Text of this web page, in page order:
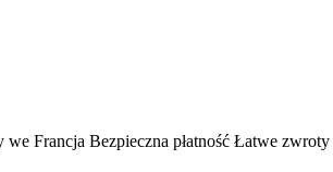
we Francja Bezpieczna płatność Łatwe zwroty